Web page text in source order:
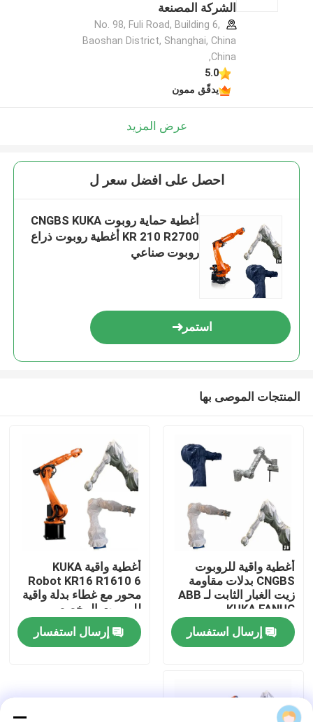
المنزل
فيديوهات
الشركة المصنعة
No. 98, Fuli Road, Building 6,
Baoshan District, Shanghai, China
,China
5.0
يدقّق ممون
عرض المزيد
احصل على افضل سعر ل
أغطية حماية روبوت CNGBS KUKA
KR 210 R2700 أغطية روبوت ذراع
روبوت صناعي
استمر
المنتجات الموصى بها
أغطية واقية للروبوت
CNGBS بدلات مقاومة
زيت الغبار الثابت لـ ABB
KUKA FANUC
YASKAWA
إرسال استفسار
أغطية واقية KUKA
Robot KR16 R1610 6
محور مع غطاء بدلة واقية
للروبوت المخصص
CNGBS
إرسال استفسار